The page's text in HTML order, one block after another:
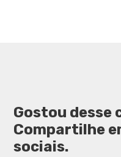
Gostou desse
Compartilhe
sociais.